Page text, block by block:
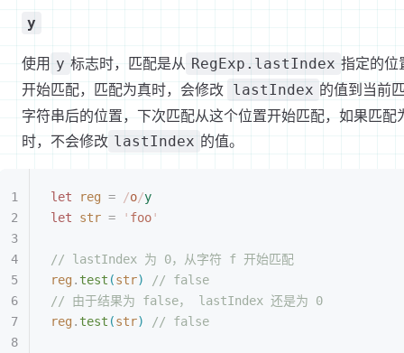
y
使用 y 标志时，匹配是从 RegExp.lastIndex 指定的位
开始匹配，匹配为真时，会修改 lastIndex 的值到当前
字符串后的位置，下次匹配从这个位置开始匹配，如果匹配
时，不会修改 lastIndex 的值。
let reg = /o/y
let str = ' foo'
// lastIndex 为 0，从字符 f 开始匹配
reg . test (str)
// false
// 由于结果为 false， lastIndex 还是为 0
reg . test (str) // false